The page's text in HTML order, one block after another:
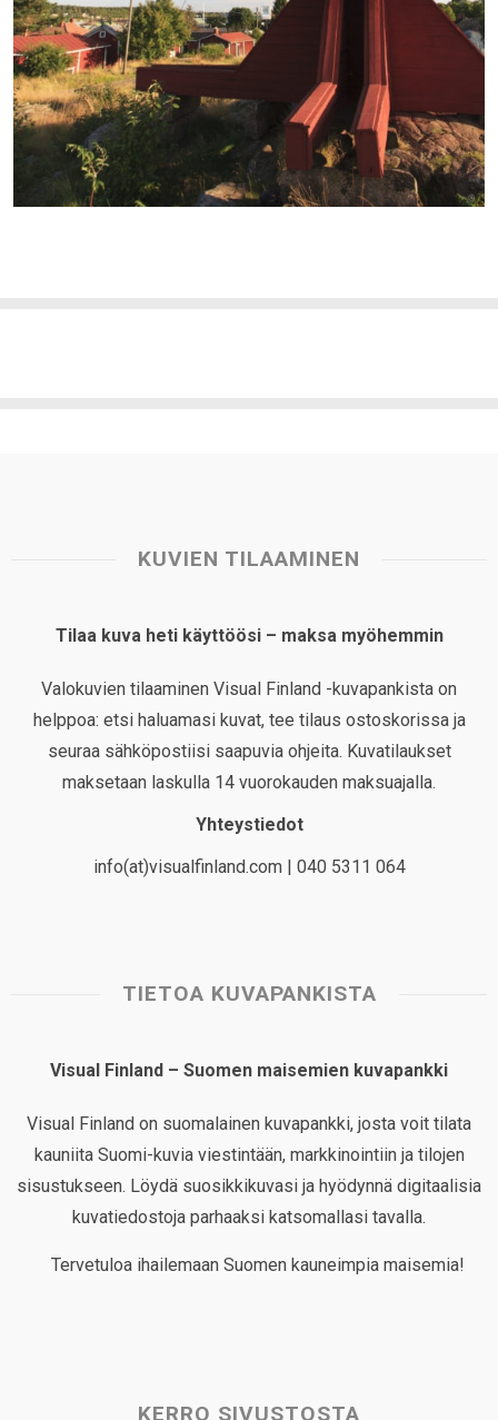
KUVIEN TILAAMINEN
Tilaa kuva heti käyttöösi – maksa myöhemmin
Valokuvien tilaaminen Visual Finland -kuvapankista on
helppoa: etsi haluamasi kuvat, tee tilaus ostoskorissa ja
seuraa sähköpostiisi saapuvia ohjeita. Kuvatilaukset
maksetaan laskulla 14 vuorokauden maksuajalla.
Yhteystiedot
info(at)visualfinland.com | 040 5311 064
TIETOA KUVAPANKISTA
Visual Finland – Suomen maisemien kuvapankki
Visual Finland on suomalainen kuvapankki, josta voit tilata
kauniita Suomi-kuvia viestintään, markkinointiin ja tilojen
sisustukseen. Löydä suosikkikuvasi ja hyödynnä digitaalisia
kuvatiedostoja parhaaksi katsomallasi tavalla.
Tervetuloa ihailemaan Suomen kauneimpia maisemia!
KERRO SIVUSTOSTA